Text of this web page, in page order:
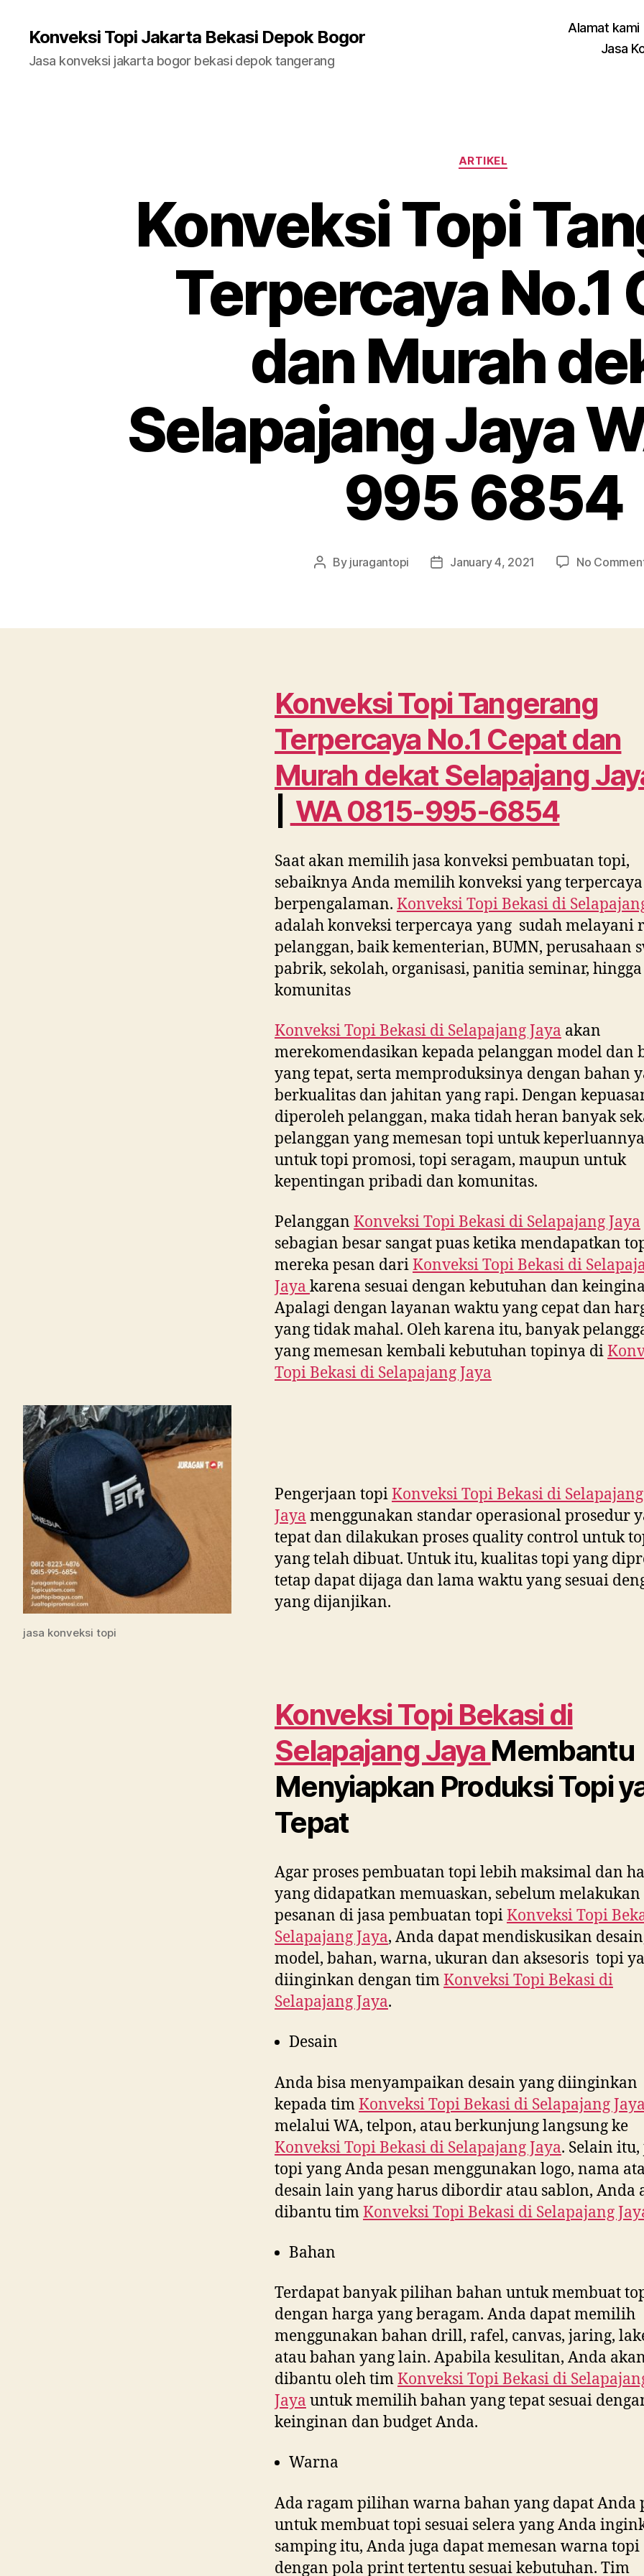
Konveksi Topi Jakarta Bekasi Depok Bogor
Jasa konveksi jakarta bogor bekasi depok tangerang
Alamat kami
Jasa
Categories
ARTIKEL
Konveksi Topi
Terpercaya No.1
dan Murah
Selapajang Jaya
995 6854
Post
By juragantopi
PostJanuary 4, 2021 No
Konveksi Topi Tangerang
Terpercaya No.1 Cepat dan
Murah dekatSelapajang
WA 0815-995-6854
Saat akan memilih jasa konveksi pembuatan topi,
sebaiknya Anda memilih konveksi yang
berpengalaman. Konveksi Topi Bekasi di
adalah konveksi terpercaya yang sudah melayani
pelanggan, baik kementerian, BUMN, perusahaan
pabrik, sekolah, organisasi, panitia seminar, hingga
komunitas
Konveksi Topi Bekasi di Selapajang Jaya akan
merekomendasikan kepada pelanggan model dan
yang tepat, serta memproduksinya dengan bahan
berkualitas dan jahitan yang rapi. Dengan
diperoleh pelanggan, maka tidah heran banyak
pelanggan yang memesan topi untuk
untuk topi promosi, topi seragam, maupun untuk
kepentingan pribadi dan komunitas.
Pelanggan Konveksi Topi Bekasi di Selapajang Jaya
sebagian besar sangat puas ketika mendapatkan
mereka pesan dariKonveksi Topi Bekasi di
Jaya karena sesuai dengan kebutuhan dan
Apalagi dengan layanan waktu yang cepat dan
yang tidak mahal. Oleh karena itu, banyak
yang memesan kembali kebutuhan topinya di
Topi Bekasi di Selapajang Jaya
jasa konveksi topi
Pengerjaan topiKonveksi Topi Bekasi di Selapajang
Jaya menggunakan standar operasional prosedur
tepat dan dilakukan proses quality control untuk
yang telah dibuat. Untuk itu, kualitas topi yang
tetap dapat dijaga dan lama waktu yang sesuai
yang dijanjikan.
Konveksi Topi Bekasi di
Selapajang Jaya Membantu
Menyiapkan Produksi Topi
Tepat
Agar proses pembuatan topi lebih maksimal dan
yang didapatkan memuaskan, sebelum melakukan
pesanan di jasa pembuatan topiKonveksi Topi
Selapajang Jaya, Anda dapat mendiskusikan
model, bahan, warna, ukuran dan aksesoris topi
diinginkan dengan timKonveksi Topi Bekasi di
Selapajang Jaya.
Desain
Anda bisa menyampaikan desain yang diinginkan
kepada timKonveksi Topi Bekasi di Selapajang Jaya
melalui WA, telpon, atau berkunjung langsung ke
Konveksi Topi Bekasi di Selapajang Jaya. Selain
topi yang Anda pesan menggunakan logo, nama
desain lain yang harus dibordir atau sablon, Anda
dibantu timKonveksi Topi Bekasi di Selapajang
Bahan
Terdapat banyak pilihan bahan untuk membuat
dengan harga yang beragam. Anda dapat memilih
menggunakan bahan drill, rafel, canvas, jaring,
atau bahan yang lain. Apabila kesulitan, Anda
dibantu oleh timKonveksi Topi Bekasi di
Jaya untuk memilih bahan yang tepat sesuai
keinginan dan budget Anda.
Warna
Ada ragam pilihan warna bahan yang dapat Anda
untuk membuat topi sesuai selera yang Anda
samping itu, Anda juga dapat memesan warna topi
dengan pola print tertentu sesuai kebutuhan. Tim